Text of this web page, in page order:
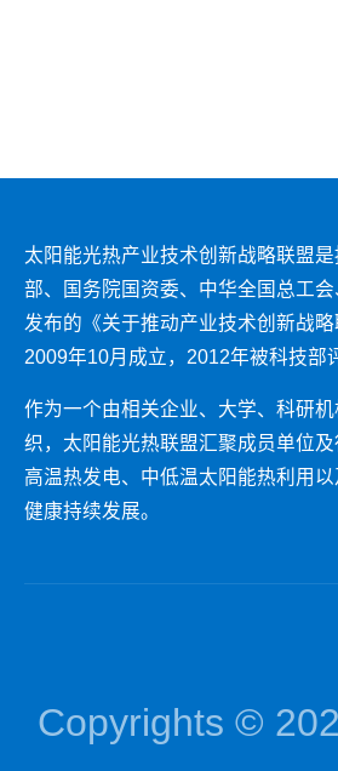
太阳能光热产业技术创新战略联盟
部、国务院国资委、中华全国总工
发布的《关于推动产业技术创新战
2009年10月成立，2012年被科技部
作为一个由相关企业、大学、科研
织，太阳能光热联盟汇聚成员单位
高温热发电、中低温太阳能热利用
健康持续发展。
Copyrights ©